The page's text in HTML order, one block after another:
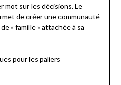
mot sur les décisions. Le
de créer une communauté
« famille » attachée à sa
pour les paliers